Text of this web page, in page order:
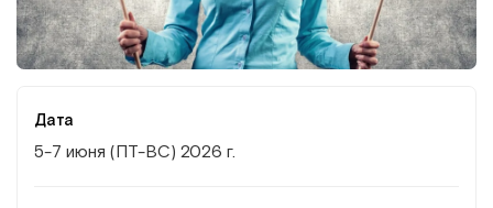
Дата
5-7 июня (ПТ-ВС) 2026 г.
Институт Апледжера
Институт Барраля
Прикладная кинезиология
Кинезиотейпинг